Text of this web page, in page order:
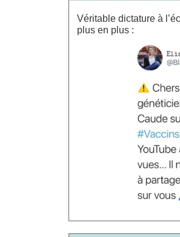
Véritable dictature à
plus en plus :